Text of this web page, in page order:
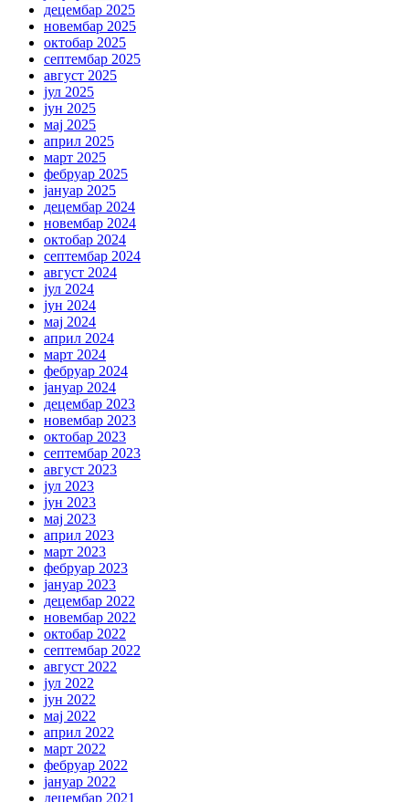
децембар 2025
новембар 2025
октобар 2025
септембар 2025
август 2025
јул 2025
јун 2025
мај 2025
април 2025
март 2025
фебруар 2025
јануар 2025
децембар 2024
новембар 2024
октобар 2024
септембар 2024
август 2024
јул 2024
јун 2024
мај 2024
април 2024
март 2024
фебруар 2024
јануар 2024
децембар 2023
новембар 2023
октобар 2023
септембар 2023
август 2023
јул 2023
јун 2023
мај 2023
април 2023
март 2023
фебруар 2023
јануар 2023
децембар 2022
новембар 2022
октобар 2022
септембар 2022
август 2022
јул 2022
јун 2022
мај 2022
април 2022
март 2022
фебруар 2022
јануар 2022
децембар 2021